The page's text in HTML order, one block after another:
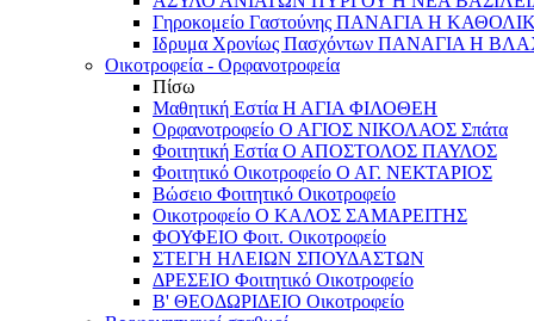
Γηροκομείο Γαστούνης ΠΑΝΑΓΙΑ Η
Ιδρυμα Χρονίως Πασχόντων ΠΑΝΑΓΙΑ Η
Οικοτροφεία - Ορφανοτροφεία
Πίσω
Μαθητική Εστία Η ΑΓΙΑ ΦΙΛΟΘΕΗ
Ορφανοτροφείο Ο ΑΓΙΟΣ ΝΙΚΟΛΑΟΣ Σπάτα
Φοιτητική Εστία Ο ΑΠΟΣΤΟΛΟΣ ΠΑΥΛΟΣ
Φοιτητικό Οικοτροφείο Ο ΑΓ. ΝΕΚΤΑΡΙΟΣ
Βώσειο Φοιτητικό Οικοτροφείο
Οικοτροφείο Ο ΚΑΛΟΣ ΣΑΜΑΡΕΙΤΗΣ
ΦΟΥΦΕΙΟ Φοιτ. Οικοτροφείο
ΣΤΕΓΗ ΗΛΕΙΩΝ ΣΠΟΥΔΑΣΤΩΝ
ΔΡΕΣΕΙΟ Φοιτητικό Οικοτροφείο
Β' ΘΕΟΔΩΡΙΔΕΙΟ Οικοτροφείο